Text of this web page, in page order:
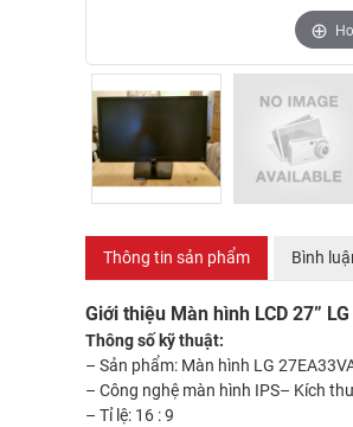
Thông tin sản phẩm Bình
Giới thiệu Màn hình LCD 27”
Thông số kỹ thuật:
– Sản phẩm: Màn hình LG
– Công nghệ màn hình IPS– Kích
– Tỉ lệ: 16 : 9